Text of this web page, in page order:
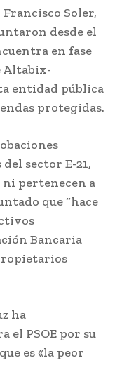
Soler,
desde el
en fase
Altabix-
entidad pública
protegidas.
sector E-21,
ni pertenecen a
que “hace
Bancaria
ha
el PSOE por su
es «la peor